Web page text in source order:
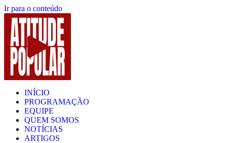
Ir para o conteúdo
INÍCIO
PROGRAMAÇÃO
EQUIPE
QUEM SOMOS
NOTÍCIAS
ARTIGOS